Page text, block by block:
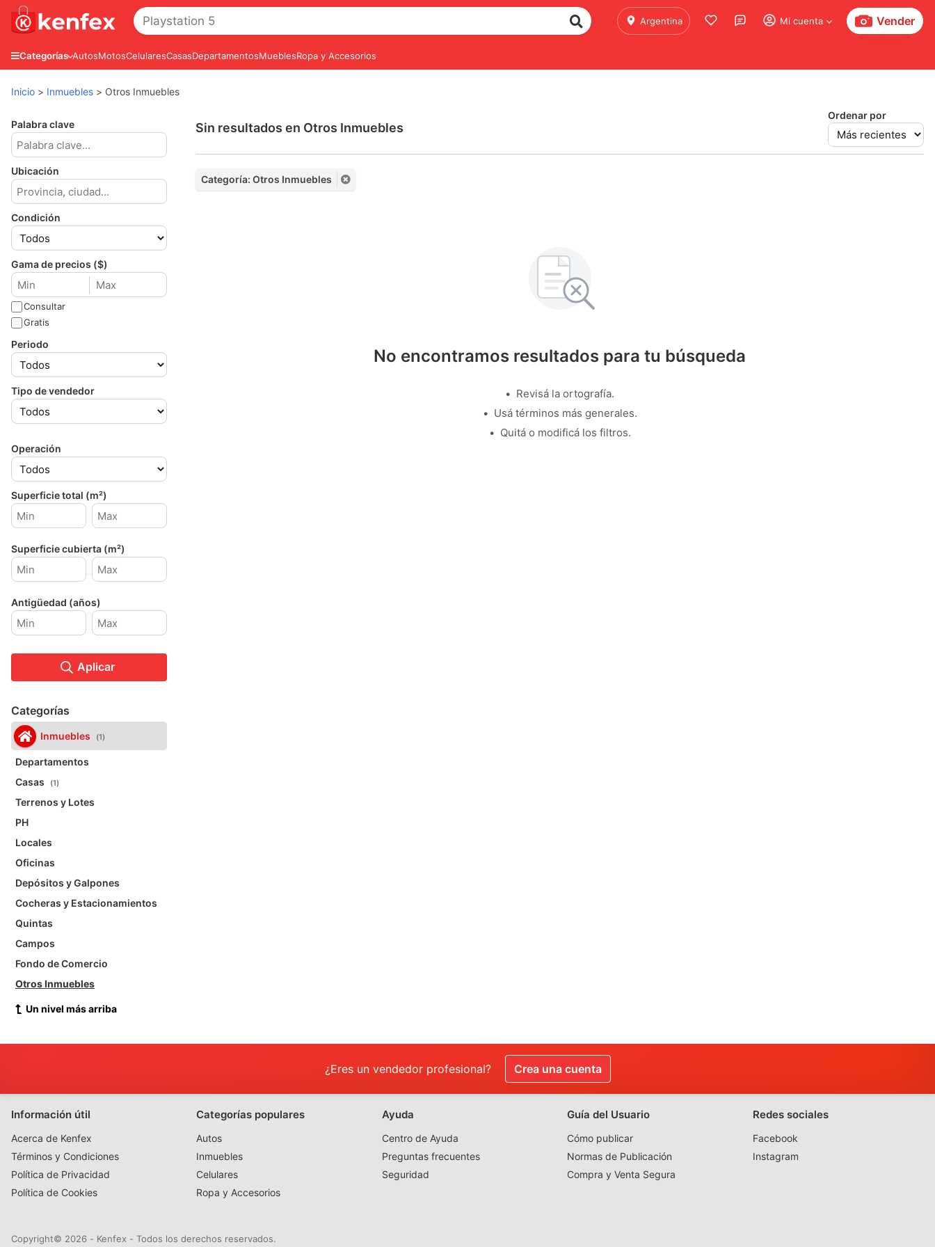
Vender
Mi cuenta
Argentina
Categorías AutosMotosCelularesCasasDepartamentosMueblesRopa y Accesorios
Inicio > Inmuebles > Otros Inmuebles
Palabra clave
Ubicación
Condición
Gama de precios ($)
Consultar
Gratis
Periodo
Tipo de vendedor
Operación
Superficie total (m²)
Superficie cubierta (m²)
Antigüedad (años)
Aplicar
Categorías
Inmuebles 1
Departamentos
Casas
1
Terrenos y Lotes
PH
Locales
Oficinas
Depósitos y Galpones
Cocheras y Estacionamientos
Quintas
Campos
Fondo de Comercio
Otros Inmuebles
Un nivel más arriba
Sin resultados en Otros Inmuebles
Ordenar por
Categoría: Otros Inmuebles
No encontramos resultados para tu búsqueda
Revisá la ortografía.
Usá términos más generales.
Quitá o modificá los filtros.
¿Eres un vendedor profesional? Crea una cuenta
Información útil
Acerca de Kenfex
Términos y Condiciones
Política de Privacidad
Política de Cookies
Categorías populares
Autos
Inmuebles
Celulares
Ropa y Accesorios
Ayuda
Centro de Ayuda
Preguntas frecuentes
Seguridad
Guía del Usuario
Cómo publicar
Normas de Publicación
Compra y Venta Segura
Redes sociales
Facebook
Instagram
Copyright© 2026 - Kenfex - Todos los derechos reservados.